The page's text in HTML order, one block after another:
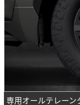
専用オールテレーン